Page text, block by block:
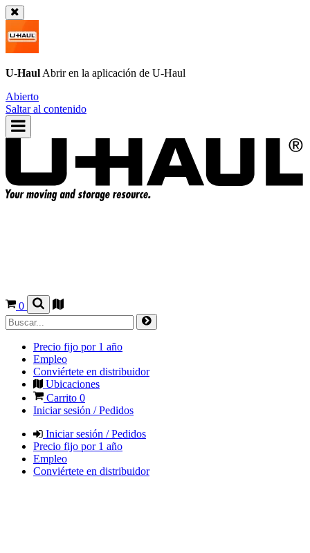
U-Haul Abrir en la aplicación de U-Haul
Abierto
Saltar al contenido
0
Precio fijo por 1 año
Empleo
Conviértete en distribuidor
Ubicaciones
Carrito 0
Iniciar sesión / Pedidos
Iniciar sesión / Pedidos
Precio fijo por 1 año
Empleo
Conviértete en distribuidor